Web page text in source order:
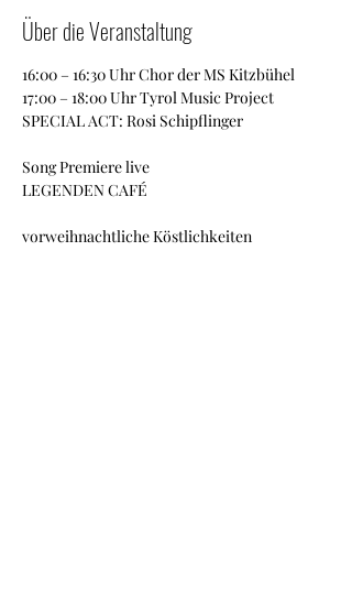
Über die Veranstaltung
16:00 – 16:30 Uhr Chor der MS Kitzbühel
17:00 – 18:00 Uhr Tyrol Music Project
SPECIAL ACT: Rosi Schipflinger
Song Premiere live
LEGENDEN CAFÉ
vorweihnachtliche Köstlichkeiten